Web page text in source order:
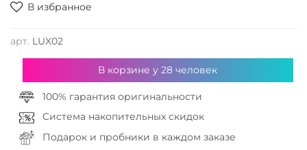
В избранное
арт. LUX02
В корзине у28 человек
100% гарантия оригинальности
Система накопительных скидок
Подарок и пробники в каждом заказе